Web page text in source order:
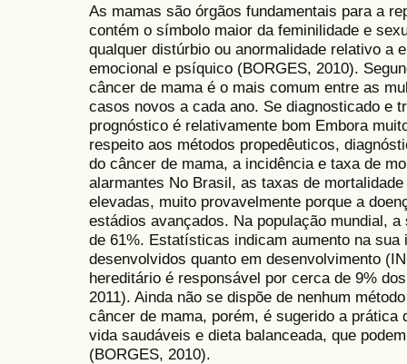
As mamas são órgãos fundamentais para a
contém o símbolo maior da feminilidade e
qualquer distúrbio ou anormalidade relativo a
emocional e psíquico (BORGES, 2010).
câncer de mama é o mais comum entre as
casos novos a cada ano. Se diagnosticado e
prognóstico é relativamente bom Embora
respeito aos métodos propedêuticos,
do câncer de mama, a incidência e taxa de
alarmantes No Brasil, as taxas de
elevadas, muito provavelmente porque a
estádios avançados. Na população mundial,
de 61%. Estatísticas indicam aumento na
desenvolvidos quanto em desenvolvimento
hereditário é responsável por cerca de 9%
2011). Ainda não se dispõe de nenhum
câncer de mama, porém, é sugerido a
vida saudáveis e dieta balanceada, que
(BORGES, 2010).